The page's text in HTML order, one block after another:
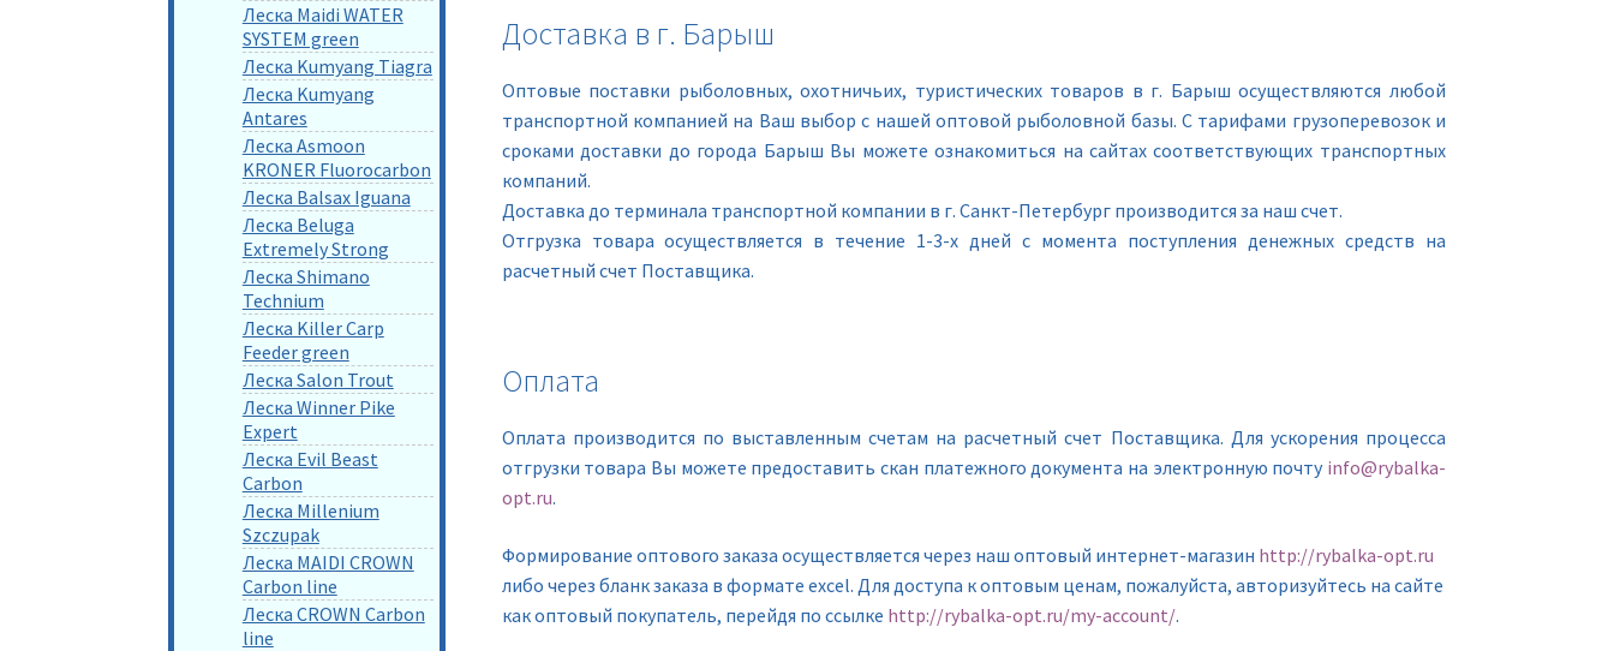
Доставка в г. Барыш
Оптовые поставки рыболовных, охотничьих, туристических товаров в г. Барыш осуществляются любой
транспортной компанией на Ваш выбор с нашей оптовой рыболовной базы. С тарифами грузоперевозок и
сроками доставки до города Барыш Вы можете ознакомиться на сайтах соответствующих транспортных
компаний.
Доставка до терминала транспортной компании в г. Санкт-Петербург производится за наш счет.
Отгрузка товара осуществляется в течение 1-3-х дней с момента поступления денежных средств на
расчетный счет Поставщика.
Оплата
Оплата производится по выставленным счетам на расчетный счет Поставщика. Для ускорения процесса
отгрузки товара Вы можете предоставить скан платежного документа на электронную почту info@rybalka-
opt.ru.
Формирование оптового заказа осуществляется через наш оптовый интернет-магазин http://rybalka-opt.ru
либо через бланк заказа в формате excel. Для доступа к оптовым ценам, пожалуйста, авторизуйтесь на сайте
как оптовый покупатель, перейдя по ссылке http://rybalka-opt.ru/my-account/.
Леска Maidi WATER
SYSTEM green
Леска Kumyang Tiagra
Леска Kumyang
Antares
Леска Asmoon
KRONER Fluorocarbon
Леска Balsax Iguana
Леска Beluga
Extremely Strong
Леска Shimano
Technium
Леска Killer Carp
Feeder green
Леска Salon Trout
Леска Winner Pike
Expert
Леска Evil Beast
Carbon
Леска Millenium
Szczupak
Леска MAIDI CROWN
Carbon line
Леска CROWN Carbon
line